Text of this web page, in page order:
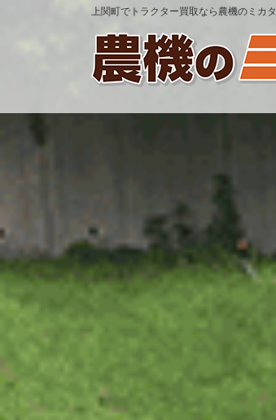
上関町でトラクター買取なら農機のミカタ